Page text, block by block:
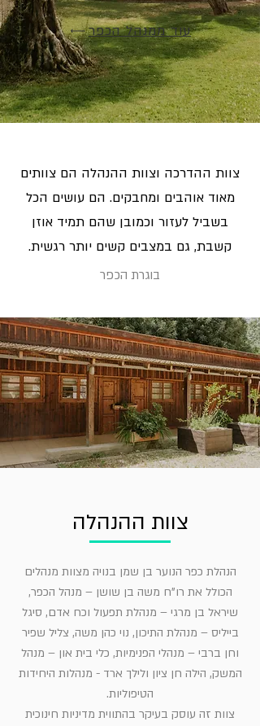
עוד ממנהל הכפר
צוות ההדרכה וצוות ההנהלה הם צוותים
מאוד אוהבים ומחבקים. הם עושים הכל
בשביל לעזור וכמובן שהם תמיד אוזן
קשבת, גם במצבים קשים יותר רגשית.
בוגרת הכפר
צוות ההנהלה
הנהלת כפר הנוער בן שמן בנויה מצוות מנהלים
הכולל את רו"ח משה בן שושן – מנהל הכפר,
שיראל בן מרגי – מנהלת תפעול וכח אדם, סיגל
בייליס – מנהלת התיכון, נוי כהן משה, צליל שפיר
וחן ברבי – מנהלי הפנימיות, כלי בית און – מנהל
המשק, הילה חן ציון ולילך ארד - מנהלות היחידות
הטיפוליות.
צוות זה עוסק בעיקר בהתווית מדיניות חינוכית